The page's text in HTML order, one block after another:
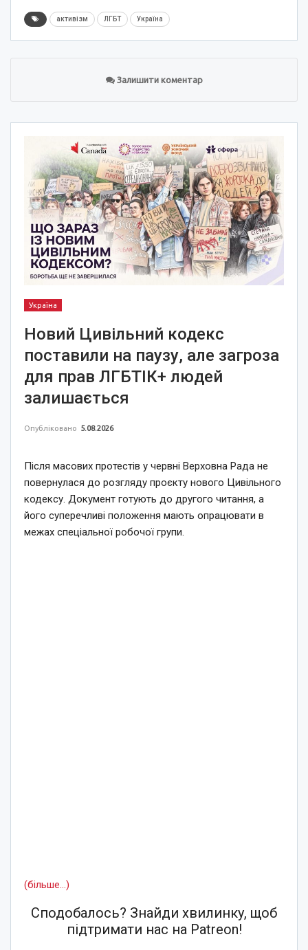
активізм ЛГБТ Україна
Залишити коментар
Україна
Новий Цивільний кодекс
поставили на паузу, але загроза
для прав ЛГБТІК+ людей
залишається
Опубліковано 5.08.2026
Після масових протестів у червні Верховна Рада не
повернулася до розгляду проєкту нового Цивільного
кодексу. Документ готують до другого читання, а
його суперечливі положення мають опрацювати в
межах спеціальної робочої групи.
(більше…)
Сподобалось? Знайди хвилинку, щоб
підтримати нас на Patreon!